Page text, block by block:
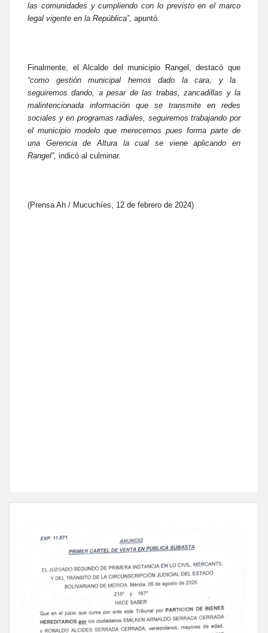
las comunidades y cumpliendo con lo previsto en el marco
legal vigente en la República”, apuntó.
Finalmente, el Alcalde del municipio Rangel, destacó que
“como gestión municipal hemos dado la cara, y la
seguiremos dando, a pesar de las trabas, zancadillas y la
malintencionada información que se transmite en redes
sociales y en programas radiales, seguiremos trabajando por
el municipio modelo que merecemos pues forma parte de
una Gerencia de Altura la cual se viene aplicando en
Rangel”, indicó al culminar.
(Prensa Ah / Mucuchíes, 12 de febrero de 2024)